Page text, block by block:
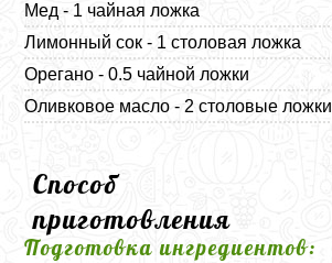
Мед - 1 чайная ложка
Лимонный сок - 1 столовая ложка
Орегано - 0.5 чайной ложки
Оливковое масло - 2 столовые ложки
Способ
приготовления
Подготовка ингредиентов: